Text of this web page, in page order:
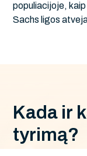
populiacijoje,
Sachs ligos
Kada ir k
tyrimą?